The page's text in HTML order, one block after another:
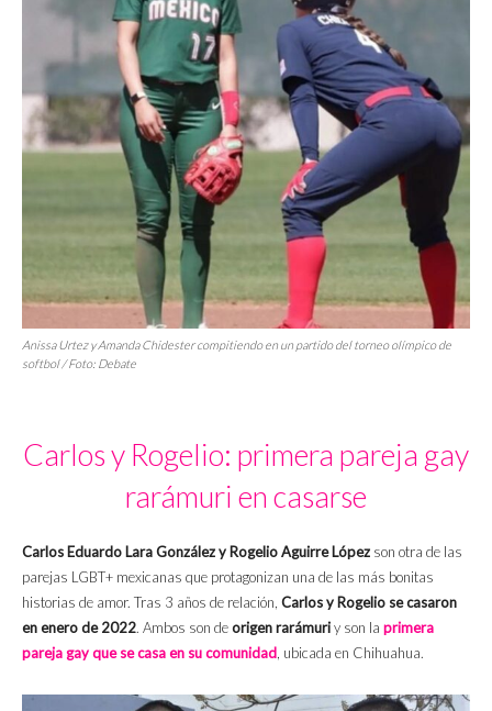
Anissa Urtez y Amanda Chidester compitiendo en un partido del torneo olímpico de
softbol / Foto: Debate
Carlos y Rogelio: primera pareja gay
rarámuri en casarse
Carlos Eduardo Lara González y Rogelio Aguirre López son otra de las
parejas LGBT+ mexicanas que protagonizan una de las más bonitas
historias de amor. Tras 3 años de relación, Carlos y Rogelio se casaron
en enero de 2022. Ambos son deorigen rarámuriy son la primera
pareja gay que se casa en su comunidad , ubicada en Chihuahua.